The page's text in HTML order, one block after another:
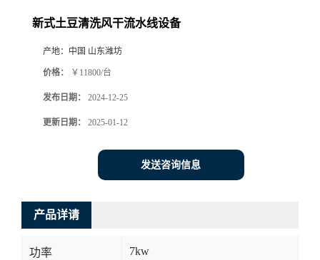
新式土豆清洗风干流水线设备
产地： 中国 山东潍坊
价格： ￥11800/台
发布日期： 2024-12-25
更新日期： 2025-01-12
发送咨询信息
产品详请
功率 7kw